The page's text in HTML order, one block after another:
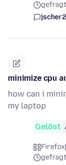
minimize cpu
how can i
my laptop
Gelöst
Firefox